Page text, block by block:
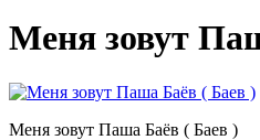
Меня зовут
Меня зовут Паша Баёв ( Баев )